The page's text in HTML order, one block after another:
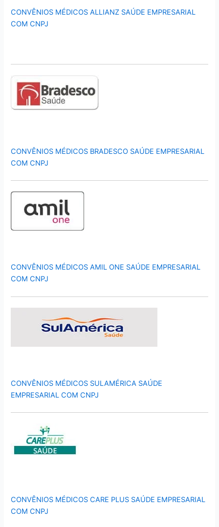
CONVÊNIOS MÉDICOS ALLIANZ SAÚDE EMPRESARIAL
COM CNPJ
CONVÊNIOS MÉDICOS BRADESCO SAÚDE EMPRESARIAL
COM CNPJ
CONVÊNIOS MÉDICOS AMIL ONE SAÚDE EMPRESARIAL
COM CNPJ
CONVÊNIOS MÉDICOS SULAMÉRICA SAÚDE
EMPRESARIAL COM CNPJ
CONVÊNIOS MÉDICOS CARE PLUS SAÚDE EMPRESARIAL
COM CNPJ